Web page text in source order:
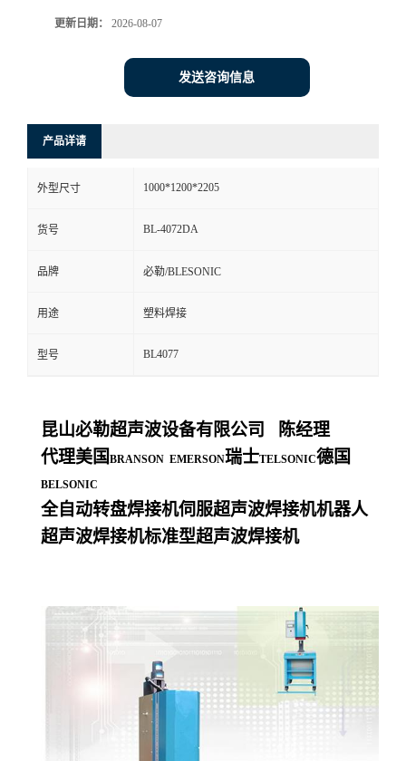
更新日期： 2026-08-07
发送咨询信息
产品详请
外型尺寸 1000*1200*2205
货号 BL-4072DA
品牌 必勒/BLESONIC
用途 塑料焊接
型号 BL4077
昆山必勒超声波设备有限公司
陈经理
代理美国 BRANSON EMERSON瑞士TELSONIC德国
BELSONIC
全自动转盘焊接机伺服超声波焊接机机器人
超声波焊接机标准型超声波焊接机